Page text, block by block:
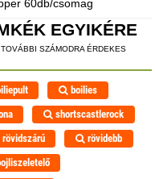
60db/csomag
EGYIKÉRE
SZÁMODRA ÉRDEKES
boilies
shortscastlerock
rövidszárú
rövidebb